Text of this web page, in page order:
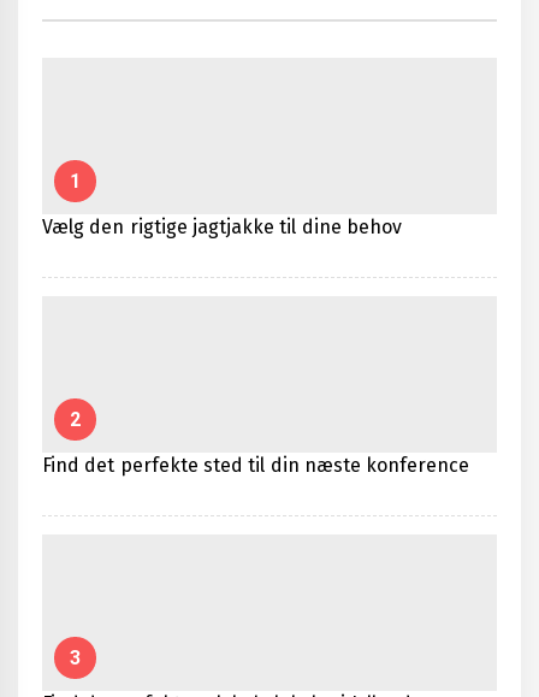
1
Vælg den rigtige jagtjakke til dine behov
2
Find det perfekte sted til din næste konference
3